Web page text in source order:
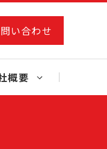
い合わせ
概要